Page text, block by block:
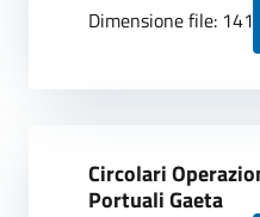
Dimensione file:
Circolari
Portuali Gaeta